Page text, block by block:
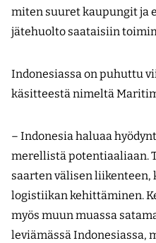
miten suuret kaupungit ja
jätehuolto saataisiin
Indonesiassa on puhuttu
käsitteestä nimeltä
– Indonesia haluaa
merellistä potentiaaliaan.
saarten välisen liikenteen,
logistiikan kehittäminen.
myös muun muassa
leviämässä Indonesiassa,